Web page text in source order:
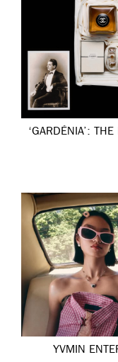
‘GARDÉNIA’:
YVMIN